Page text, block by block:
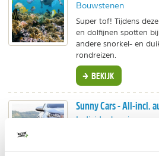
Bouwstenen
Super tof! Tijdens
en dolfijnen spotten
andere snorkel- en
rondreizen.
BEKIJK
Sunny Cars - All-incl.
Individuele reis
Alle kosten